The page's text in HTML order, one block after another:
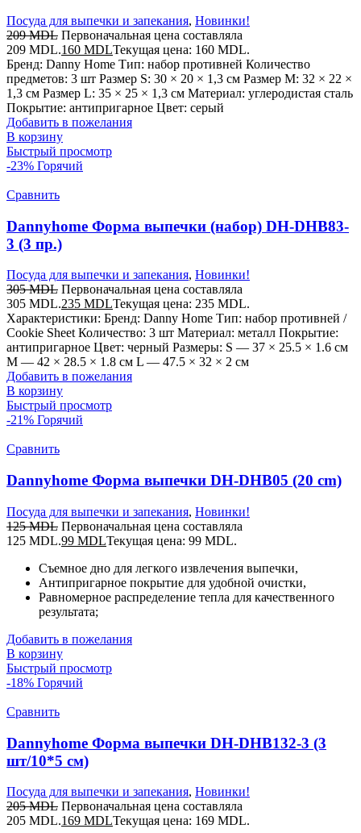
Посуда для выпечки и запекания, Новинки!
209MDL Первоначальная цена составляла
209 MDL.160 MDLТекущая цена: 160 MDL.
Бренд: Danny Home Тип: набор противней Количество
предметов: 3 шт Размер S: 30 × 20 × 1,3 см Размер M: 32 × 22 ×
1,3 см Размер L: 35 × 25 × 1,3 см Материал: углеродистая сталь
Покрытие: антипригарное Цвет: серый
Добавить в пожелания
В корзину
Быстрый просмотр
-23% Горячий
Сравнить
Dannyhome Форма выпечки (набор) DH-DHB83-
3 (3 пр.)
Посуда для выпечки и запекания, Новинки!
305MDL Первоначальная цена составляла
305 MDL.235 MDLТекущая цена: 235 MDL.
Характеристики: Бренд: Danny Home Тип: набор противней /
Cookie Sheet Количество: 3 шт Материал: металл Покрытие:
антипригарное Цвет: черный Размеры: S — 37 × 25.5 × 1.6 см
M — 42 × 28.5 × 1.8 см L — 47.5 × 32 × 2 см
Добавить в пожелания
В корзину
Быстрый просмотр
-21% Горячий
Сравнить
Dannyhome Форма выпечки DH-DHB05 (20 cm)
Посуда для выпечки и запекания, Новинки!
125MDL Первоначальная цена составляла
125 MDL.99 MDLТекущая цена: 99 MDL.
Съемное дно для легкого извлечения выпечки,
Антипригарное покрытие для удобной очистки,
Равномерное распределение тепла для качественного
результата;
Добавить в пожелания
В корзину
Быстрый просмотр
-18% Горячий
Сравнить
Dannyhome Форма выпечки DH-DHB132-3 (3
шт/10*5 см)
Посуда для выпечки и запекания, Новинки!
205MDL Первоначальная цена составляла
205 MDL.169 MDLТекущая цена: 169 MDL.